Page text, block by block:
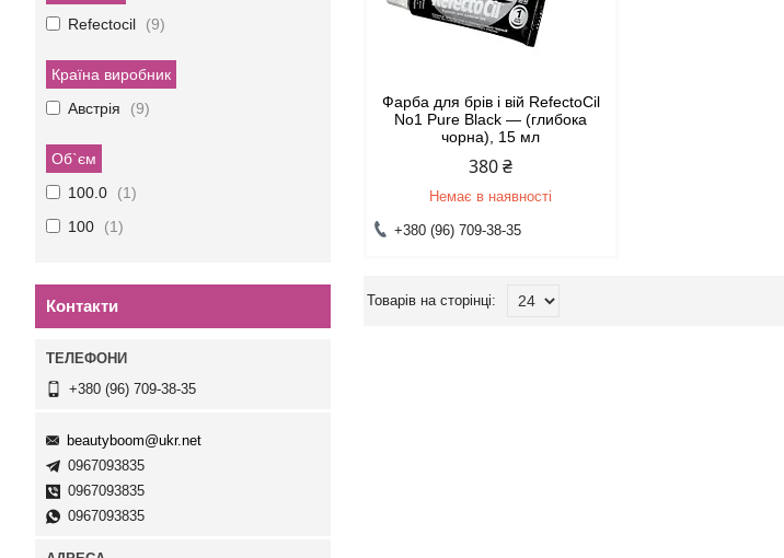
Фарба для брів і вій RefectoCil
No1 Pure Black — (глибока
чорна), 15 мл
380 ₴
Немає в наявності
+380 (96) 709-38-35
Refectocil
9
Країна виробник
Австрія
9
Об`єм
100.0
1
100
1
Контакти
+380 (96) 709-38-35
beautyboom@ukr.net
0967093835
0967093835
0967093835